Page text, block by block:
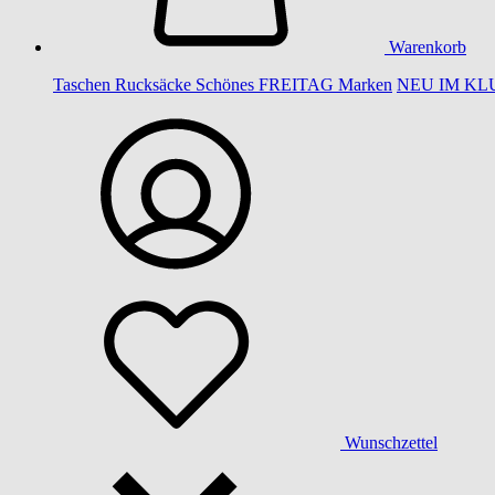
Warenkorb
Taschen Rucksäcke Schönes FREITAG Marken NEU IM
Wunschzettel